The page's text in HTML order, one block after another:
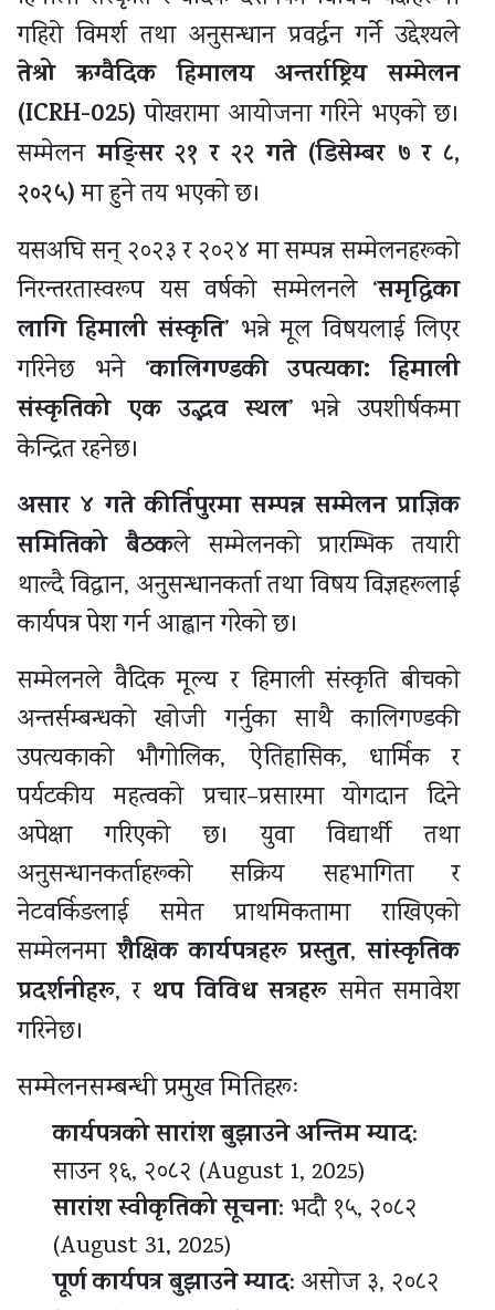
गहिरो विमर्श तथा अनुसन्धान प्रवर्द्धन गर्ने उद्देश्यले
तेश्रो ऋग्वैदिक हिमालय अन्तर्राष्ट्रिय सम्मेलन
(ICRH-025) पोखरामा आयोजना गरिने भएको छ।
सम्मेलनमङ्सिर २१ र २२ गते (डिसेम्बर ७ र ८,
२०२५)मा हुने तय भएको छ।
यसअघि सन् २०२३ र २०२४ मा सम्पन्न सम्मेलनहरूको
निरन्तरतास्वरूप यस वर्षको सम्मेलनले ‘समृद्धिका
लागि हिमाली संस्कृति’ भन्ने मूल विषयलाई लिएर
गरिनेछ भने ‘कालिगण्डकी उपत्यका: हिमाली
संस्कृतिको एक उद्भव स्थल’ भन्ने उपशीर्षकमा
केन्द्रित रहनेछ।
असार ४ गते कीर्तिपुरमा सम्पन्न सम्मेलन प्राज्ञिक
समितिको बैठकले सम्मेलनको प्रारम्भिक तयारी
थाल्दै विद्वान, अनुसन्धानकर्ता तथा विषय विज्ञहरूलाई
कार्यपत्र पेश गर्न आह्वान गरेको छ।
सम्मेलनले वैदिक मूल्य र हिमाली संस्कृति बीचको
अन्तर्सम्बन्धको खोजी गर्नुका साथै कालिगण्डकी
उपत्यकाको भौगोलिक, ऐतिहासिक, धार्मिक र
पर्यटकीय महत्वको प्रचार–प्रसारमा योगदान दिने
अपेक्षा गरिएको छ। युवा विद्यार्थी तथा
अनुसन्धानकर्ताहरूको सक्रिय सहभागिता र
नेटवर्किङलाई समेत प्राथमिकतामा राखिएको
सम्मेलनमाशैक्षिक कार्यपत्रहरू प्रस्तुत,सांस्कृतिक
प्रदर्शनीहरू, र थप विविध सत्रहरूसमेत समावेश
गरिनेछ।
सम्मेलनसम्बन्धी प्रमुख मितिहरूः
कार्यपत्रको सारांश बुझाउने अन्तिम म्याद:
साउन १६, २०८२ (August 1, 2025)
सारांश स्वीकृतिको सूचना: भदौ १५, २०८२
(August 31, 2025)
पूर्ण कार्यपत्र बुझाउने म्याद: असोज ३, २०८२